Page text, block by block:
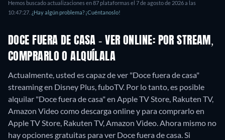
Hemos buscado actualizaciones en87plataformas el 7 de agosto de 2026a las
10:47:27 ¿Hay algún problema? ¡Cuéntanoslo!
DOCE FUERA DE CASA - VER ONLINE: POR STREAM,
COMPRARLO O ALQUÍLALA
Actualmente, usted es capaz de ver "Doce fuera de casa"
streaming en Disney Plus, fuboTV. Por lo tanto, es posible
alquilar "Doce fuera de casa" en Apple TV Store, Rakuten TV,
Amazon Video como descarga online y para comprarlo en
Apple TV Store, Rakuten TV, Amazon Video.Ahora mismo no
hay opciones gratuitas para ver Doce fuera de casa. Si